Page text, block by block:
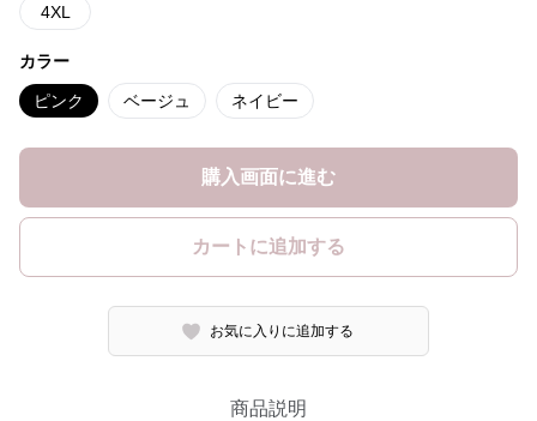
4XL
カラー
ピンク ベージュ ネイビー
購入画面に進む
カートに追加する
お気に入りに追加する
商品説明